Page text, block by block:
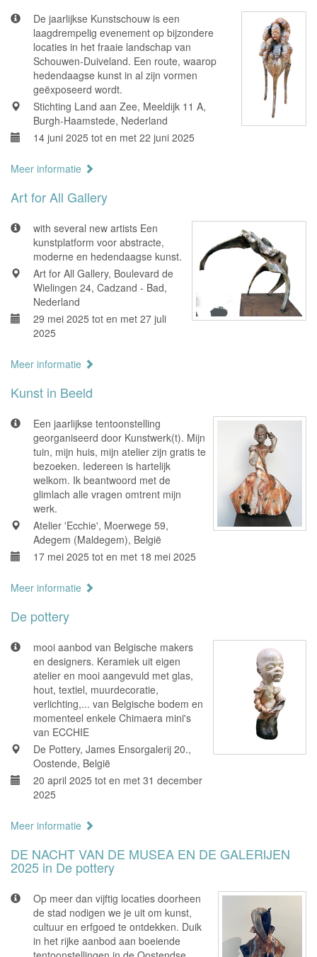
De jaarlijkse Kunstschouw is een
laagdrempelig evenement op bijzondere
locaties in het fraaie landschap van
Schouwen-Duiveland. Een route, waarop
hedendaagse kunst in al zijn vormen
geëxposeerd wordt.
Stichting Land aan Zee, Meeldijk 11 A,
Burgh-Haamstede, Nederland
14 juni 2025 tot en met 22 juni 2025
Meer informatie
Art for All Gallery
with several new artists Een
kunstplatform voor abstracte,
moderne en hedendaagse kunst.
Art for All Gallery, Boulevard de
Wielingen 24, Cadzand - Bad,
Nederland
29 mei 2025 tot en met 27 juli
2025
Meer informatie
Kunst in Beeld
Een jaarlijkse tentoonstelling
georganiseerd door Kunstwerk(t). Mijn
tuin, mijn huis, mijn atelier zijn gratis te
bezoeken. Iedereen is hartelijk
welkom. Ik beantwoord met de
glimlach alle vragen omtrent mijn
werk.
Atelier 'Ecchie', Moerwege 59,
Adegem (Maldegem), België
17 mei 2025 tot en met 18 mei 2025
Meer informatie
De pottery
mooi aanbod van Belgische makers
en designers. Keramiek uit eigen
atelier en mooi aangevuld met glas,
hout, textiel, muurdecoratie,
verlichting,... van Belgische bodem en
momenteel enkele Chimaera mini's
van ECCHIE
De Pottery, James Ensorgalerij 20.,
Oostende, België
20 april 2025 tot en met 31 december
2025
Meer informatie
DE NACHT VAN DE MUSEA EN DE GALERIJEN
2025 in De pottery
Op meer dan vijftig locaties doorheen
de stad nodigen we je uit om kunst,
cultuur en erfgoed te ontdekken. Duik
in het rijke aanbod aan boeiende